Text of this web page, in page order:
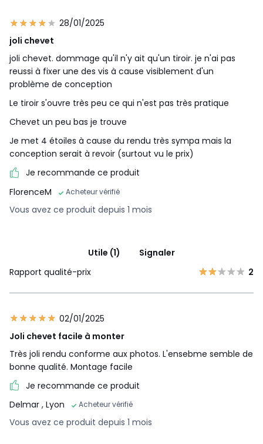
28/01/2025
joli chevet
joli chevet. dommage qu'il n'y ait qu'un tiroir. je n'ai pas
reussi à fixer une des vis à cause visiblement d'un
problème de conception
Le tiroir s'ouvre très peu ce qui n'est pas très pratique
Chevet un peu bas je trouve
Je met 4 étoiles à cause du rendu très sympa mais la
conception serait à revoir (surtout vu le prix)
Je recommande ce produit
FlorenceM
Acheteur vérifié
Vous avez ce produit depuis 1 mois
Utile (1)
Signaler
Rapport qualité-prix
2
02/01/2025
Joli chevet facile à monter
Très joli rendu conforme aux photos. L'ensebme semble de
bonne qualité. Montage facile
Je recommande ce produit
Delmar , Lyon Acheteur vérifié
Vous avez ce produit depuis 1 mois